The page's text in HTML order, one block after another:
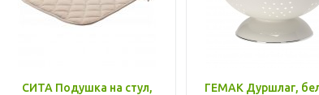
СИТА Подушка на стул,
ГЕМАК Дуршлаг,